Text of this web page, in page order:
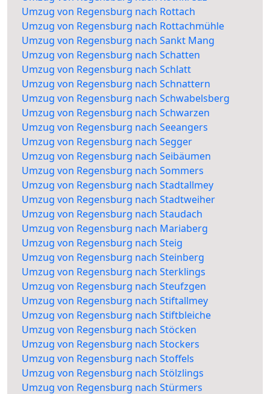
Umzug von Regensburg nach Rottach
Umzug von Regensburg nach Rottachmühle
Umzug von Regensburg nach Sankt Mang
Umzug von Regensburg nach Schatten
Umzug von Regensburg nach Schlatt
Umzug von Regensburg nach Schnattern
Umzug von Regensburg nach Schwabelsberg
Umzug von Regensburg nach Schwarzen
Umzug von Regensburg nach Seeangers
Umzug von Regensburg nach Segger
Umzug von Regensburg nach Seibäumen
Umzug von Regensburg nach Sommers
Umzug von Regensburg nach Stadtallmey
Umzug von Regensburg nach Stadtweiher
Umzug von Regensburg nach Staudach
Umzug von Regensburg nach Mariaberg
Umzug von Regensburg nach Steig
Umzug von Regensburg nach Steinberg
Umzug von Regensburg nach Sterklings
Umzug von Regensburg nach Steufzgen
Umzug von Regensburg nach Stiftallmey
Umzug von Regensburg nach Stiftbleiche
Umzug von Regensburg nach Stöcken
Umzug von Regensburg nach Stockers
Umzug von Regensburg nach Stoffels
Umzug von Regensburg nach Stölzlings
Umzug von Regensburg nach Stürmers